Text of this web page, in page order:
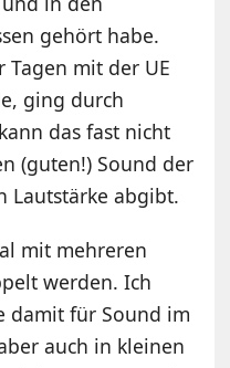
gehört habe.
Tagen mit der UE
ging durch
das fast nicht
(guten!) Sound der
Lautstärke abgibt.
mit mehreren
werden. Ich
damit für Sound im
auch in kleinen